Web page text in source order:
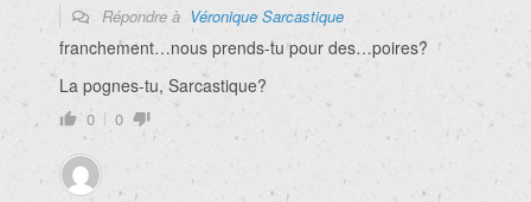
Répondre à Véronique Sarcastique
franchement…nous prends-tu pour des…poires?
La pognes-tu, Sarcastique?
0 0